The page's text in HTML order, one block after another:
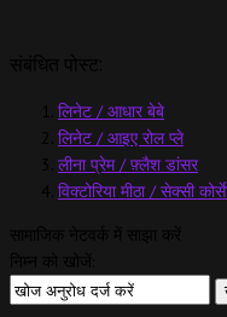
लिनेट / आधार बेबे
लिनेट / आइए रोल प्ले
लीना प्रेम / फ़्लैश डांसर
विक्टोरिया मीठा / सेक्सी